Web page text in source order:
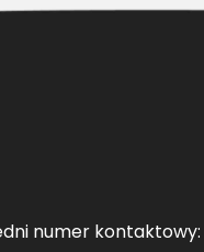
numer kontaktowy: